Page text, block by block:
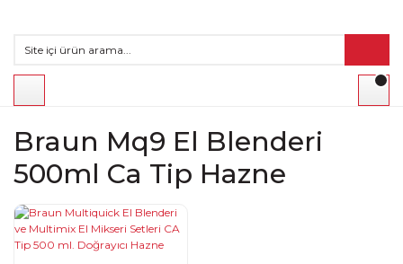
Braun Mq9 El Blenderi
500ml Ca Tip Hazne